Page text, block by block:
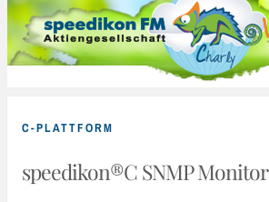
C-PLATTFORM
speedikon®C SNMP Monitor